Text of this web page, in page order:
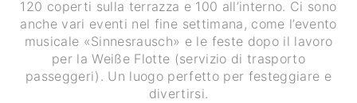
120 coperti sulla terrazza e 100 all’interno. Ci sono
anche vari eventi nel fine settimana, come l’evento
musicale «Sinnesrausch» e le feste dopo il lavoro
per la Weiße Flotte (servizio di trasporto
passeggeri). Un luogo perfetto per festeggiare e
divertirsi.